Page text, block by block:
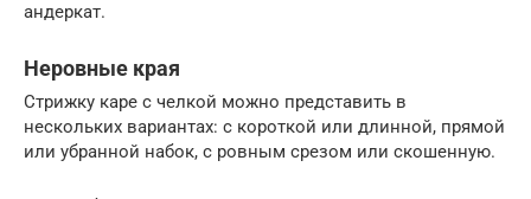
андеркат.
Неровные края
Стрижку каре с челкой можно представить в
нескольких вариантах: с короткой или длинной, прямой
или убранной набок, с ровным срезом или скошенную.